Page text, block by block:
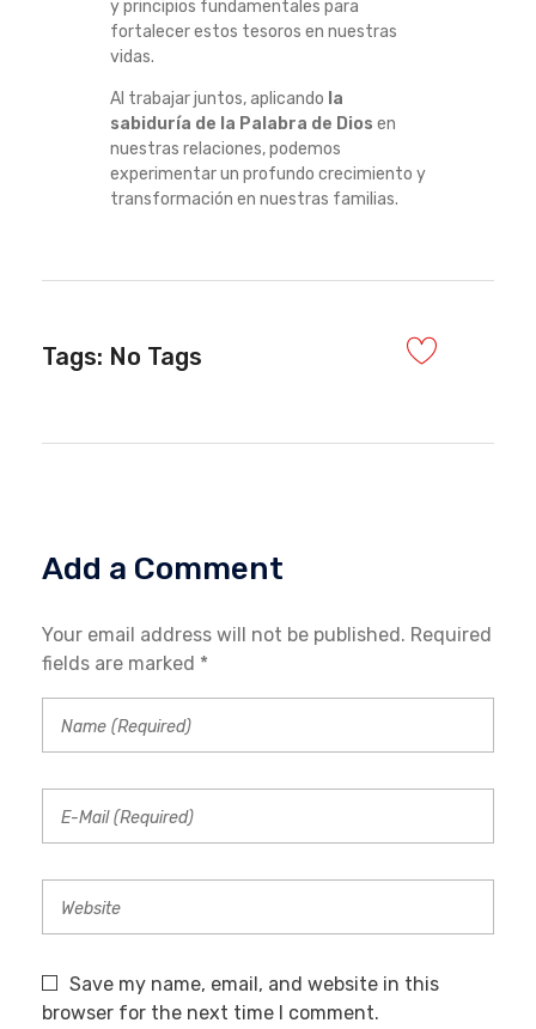
y principios fundamentales para
fortalecer estos tesoros en nuestras
vidas.
Al trabajar juntos, aplicando la
sabiduría de la Palabra de Dios en
nuestras relaciones, podemos
experimentar un profundo crecimiento y
transformación en nuestras familias.
Tags: No Tags
Add a Comment
Your email address will not be published. Required
fields are marked *
Save my name, email, and website in this
browser for the next time I comment.